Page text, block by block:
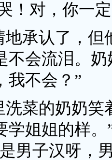
！对，你一
地承认了，但
不会流泪。
我不会？”
洗菜的奶奶笑
学姐姐的样
男子汉呀，